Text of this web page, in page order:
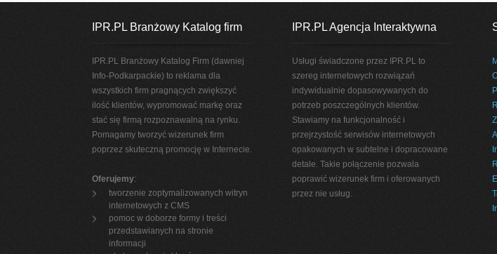
IPR.PL Branżowy Katalog firm
IPR.PL Branżowy Katalog Firm (dawniej
Info-Podkarpackie) to reklama dla
wszystkich firm pragnących zwiększyć
ilość klientów, wypromować markę oraz
stać się firmą rozpoznawalną na rynku.
Pomagamy tworzyć wizerunek firm
poprzez skuteczną promocję w Internecie.
Oferujemy:
tworzenie zoptymalizowanych witryn
internetowych z CMS
pomoc w doborze formy i treści
przedstawianych na stronie
informacji
IPR.PL Agencja Interaktywna
Usługi świadczone przez IPR.PL to
szereg internetowych rozwiązań
indywidualnie dopasowywanych do
potrzeb poszczególnych klientów.
Stawiamy na funkcjonalność i
przejrzystość serwisów internetowych
opakowanych w subtelne i dopracowane
detale. Takie połączenie pozwala
poprawić wizerunek firm i oferowanych
przez nie usług.